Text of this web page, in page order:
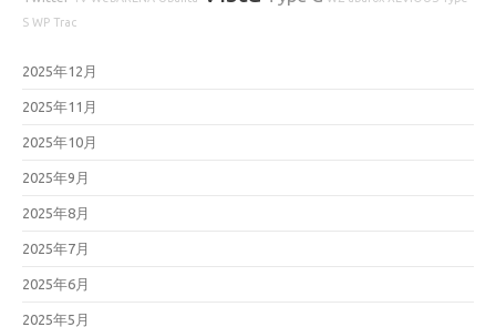
S WP Trac
2025年12月
2025年11月
2025年10月
2025年9月
2025年8月
2025年7月
2025年6月
2025年5月